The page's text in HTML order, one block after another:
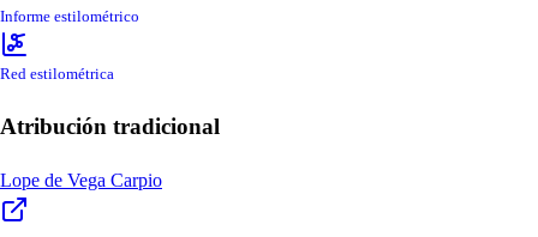
Informe estilométrico
Red estilométrica
Atribución tradicional
Lope de Vega Carpio